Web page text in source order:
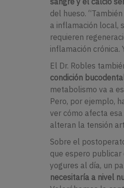
del hueso.
a inflamación local,
requieren
inflamación
El Dr. Robles
condición
metabolismo va a
Pero, por ejemplo,
ver cómo afecta
alteran la tensión
Sobre el
que espero
yogures al día, un
necesitaría a nivel